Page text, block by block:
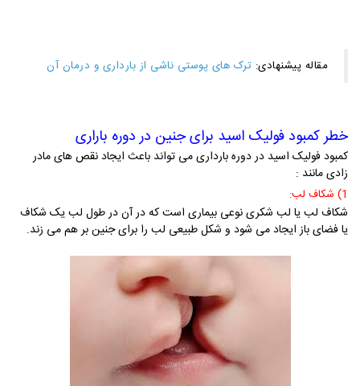
مقاله پیشنهادی: ترک های پوستی ناشی از بارداری و درمان آن
خطر کمبود فولیک اسید برای جنین در دوره باراری
کمبود فولیک اسید در دوره بارداری می تواند باعث ایجاد نقص های مادر
زادی مانند :
1) شکاف لب:
شکاف لب یا لب شکری نوعی بیماری است که در آن در طول لب یک شکاف
یا فضای باز ایجاد می شود و شکل طبیعی لب را برای جنین بر هم می زند.